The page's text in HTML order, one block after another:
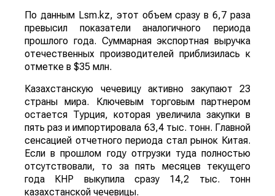
По данным Lsm.kz, этот объем сразу в 6,7 раза
превысил показатели аналогичного периода
прошлого года. Суммарная экспортная выручка
отечественных производителей приблизилась к
отметке в $35 млн.
Казахстанскую чечевицу активно закупают 23
страны мира. Ключевым торговым партнером
остается Турция, которая увеличила закупки в
пять раз и импортировала 63,4 тыс. тонн. Главной
сенсацией отчетного периода стал рынок Китая.
Если в прошлом году отгрузки туда полностью
отсутствовали, то за пять месяцев текущего
года КНР выкупила сразу 14,2 тыс. тонн
казахстанской чечевицы.